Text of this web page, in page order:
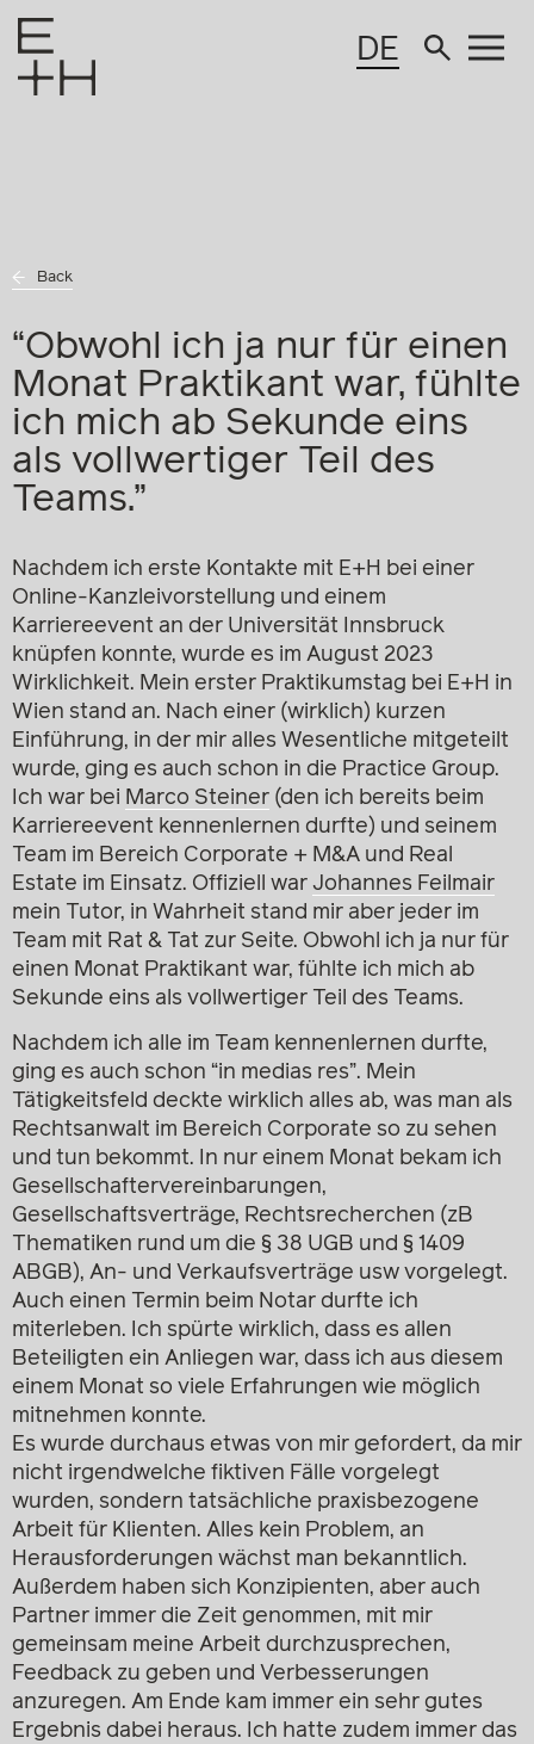
DE
Back
“Obwohl ich ja nur für einen
Monat Praktikant war, fühlte
ich mich ab Sekunde eins
als vollwertiger Teil des
Teams.”
Nachdem ich erste Kontakte mit E+H bei einer
Online-Kanzleivorstellung und einem
Karriereevent an der Universität Innsbruck
knüpfen konnte, wurde es im August 2023
Wirklichkeit. Mein erster Praktikumstag bei E+H in
Wien stand an. Nach einer (wirklich) kurzen
Einführung, in der mir alles Wesentliche mitgeteilt
wurde, ging es auch schon in die Practice Group.
Ich war bei Marco Steiner (den ich bereits beim
Karriereevent kennenlernen durfte) und seinem
Team im Bereich Corporate + M&A und Real
Estate im Einsatz. Offiziell war Johannes Feilmair
mein Tutor, in Wahrheit stand mir aber jeder im
Team mit Rat & Tat zur Seite. Obwohl ich ja nur für
einen Monat Praktikant war, fühlte ich mich ab
Sekunde eins als vollwertiger Teil des Teams.
Nachdem ich alle im Team kennenlernen durfte,
ging es auch schon “in medias res”. Mein
Tätigkeitsfeld deckte wirklich alles ab, was man als
Rechtsanwalt im Bereich Corporate so zu sehen
und tun bekommt. In nur einem Monat bekam ich
Gesellschaftervereinbarungen,
Gesellschaftsverträge, Rechtsrecherchen (zB
Thematiken rund um die § 38 UGB und § 1409
ABGB), An- und Verkaufsverträge usw vorgelegt.
Auch einen Termin beim Notar durfte ich
miterleben. Ich spürte wirklich, dass es allen
Beteiligten ein Anliegen war, dass ich aus diesem
einem Monat so viele Erfahrungen wie möglich
mitnehmen konnte.
Es wurde durchaus etwas von mir gefordert, da mir
nicht irgendwelche fiktiven Fälle vorgelegt
wurden, sondern tatsächliche praxisbezogene
Arbeit für Klienten. Alles kein Problem, an
Herausforderungen wächst man bekanntlich.
Außerdem haben sich Konzipienten, aber auch
Partner immer die Zeit genommen, mit mir
gemeinsam meine Arbeit durchzusprechen,
Feedback zu geben und Verbesserungen
anzuregen. Am Ende kam immer ein sehr gutes
Ergebnis dabei heraus. Ich hatte zudem immer das